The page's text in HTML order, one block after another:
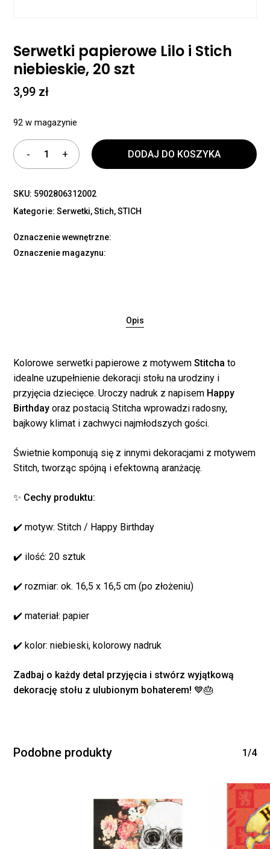
Brak produktów w
Serwetki papierowe Lilo i Stich
niebieskie, 20 szt
3,99 zł
92 w magazynie
DODAJ DO KOSZYKA
SKU: 5902806312002
Kategorie:Serwetki,Stich,STICH
Oznaczenie wewnętrzne:
Oznaczenie magazynu:
Opis
Kolorowe serwetki papierowe z motywemStitcha to
idealne uzupełnienie dekoracji stołu na urodziny i
przyjęcia dziecięce. Uroczy nadruk z napisem Happy
Birthday oraz postacią Stitcha wprowadzi radosny,
bajkowy klimat i zachwyci najmłodszych gości.
Świetnie komponują się z innymi dekoracjami z motywem
Stitch, tworząc spójną i efektowną aranżację.
✨ Cechy produktu:
✔️ motyw: Stitch / Happy Birthday
✔️ ilość: 20 sztuk
✔️ rozmiar: ok. 16,5 x 16,5 cm (po złożeniu)
✔️ materiał: papier
✔️ kolor: niebieski, kolorowy nadruk
Zadbaj o każdy detal przyjęcia i stwórz wyjątkową
dekorację stołu z ulubionym bohaterem! 💙🎂
Podobne produkty 1/4